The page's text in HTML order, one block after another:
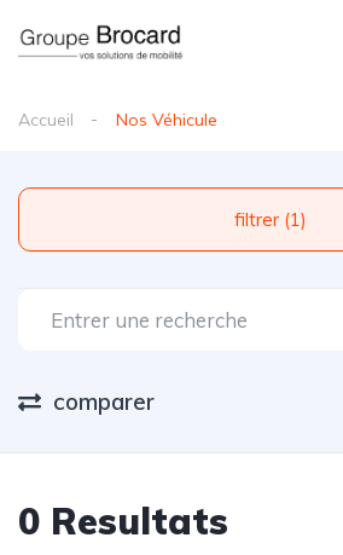
Accueil Nos Véhicule
filtrer (1)
comparer
0 Resultats